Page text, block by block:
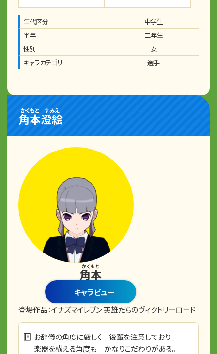
年代区分
中学生
学年
三年生
性別
女
キャラカテゴリ
選手
角本
かくもと
澄絵
すみえ
角本
かくもと
キャラビュー
登場作品：イナズマイレブン 英雄たちのヴィクトリーロード
お辞儀の角度に厳しく 後輩を注意しており
楽器を構える角度も かなりこだわりがある。